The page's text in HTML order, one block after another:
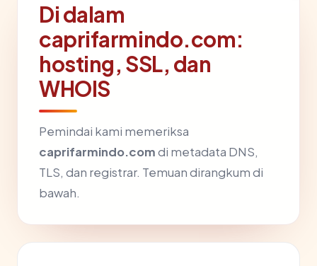
Di dalam
caprifarmindo.com:
hosting, SSL, dan
WHOIS
Pemindai kami memeriksa
caprifarmindo.comdi metadata DNS,
TLS, dan registrar. Temuan dirangkum di
bawah.